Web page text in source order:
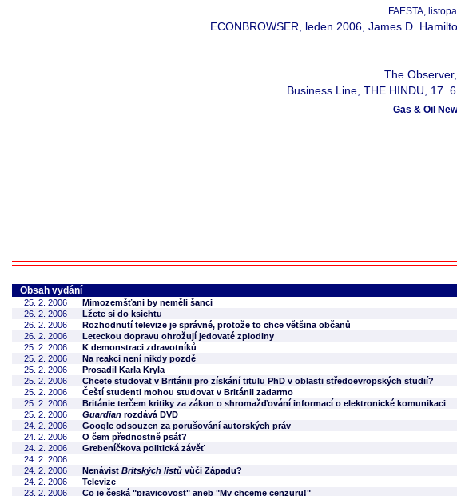
FAESTA,
ECONBROWSER, leden 2006, James D.
The
Business Line, THE HINDU, 17.
Gas & Oil
Obsah vydání
25. 2. 2006 Mimozemšťani by neměli šanci
26. 2. 2006
Lžete si do ksichtu
26. 2. 2006
Rozhodnutí televize je správné, protože to chce většina občanů
26. 2. 2006
Leteckou dopravu ohrožují jedovaté zplodiny
25. 2. 2006
K demonstraci zdravotníků
25. 2. 2006
Na reakci není nikdy pozdě
25. 2. 2006
Prosadil Karla Kryla
25. 2. 2006
Chcete studovat v Británii pro získání titulu PhD v oblasti středoevropských studií?
25. 2. 2006
Čeští studenti mohou studovat v Británii zadarmo
25. 2. 2006
Británie terčem kritiky za zákon o shromažďování informací o elektronické komunikaci
25. 2. 2006
Guardian rozdává DVD
24. 2. 2006
Google odsouzen za porušování autorských práv
24. 2. 2006
O čem přednostně psát?
24. 2. 2006
Grebeníčkova politická závěť
24. 2. 2006
24. 2. 2006
Nenávist Britských listů vůči Západu?
24. 2. 2006
Televize
23. 2. 2006
Co je česká "pravicovost" aneb "My chceme cenzuru!"